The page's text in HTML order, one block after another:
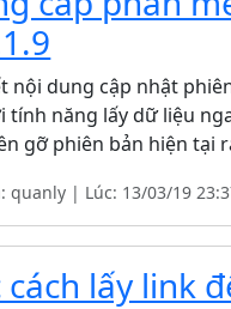
nội dung cập nhật
tính năng lấy dữ liệu
gỡ phiên bản hiện tại
quanly | Lúc: 13/03/19
cách lấy link